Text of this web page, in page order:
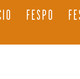
FESPO